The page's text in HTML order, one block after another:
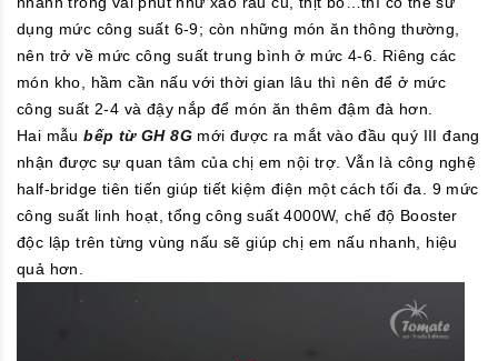
dụng mức công suất 6-9; còn những món ăn thông thường,
nên trở về mức công suất trung bình ở mức 4-6. Riêng các
món kho, hầm cần nấu với thời gian lâu thì nên để ở mức
công suất 2-4 và đậy nắp để món ăn thêm đậm đà hơn.
Hai mẫubếp từ GH 8G mới được ra mắt vào đầu quý III đang
nhận được sự quan tâm của chị em nội trợ. Vẫn là công nghệ
half-bridge tiên tiến giúp tiết kiệm điện một cách tối đa. 9 mức
công suất linh hoạt, tổng công suất 4000W, chế độ Booster
độc lập trên từng vùng nấu sẽ giúp chị em nấu nhanh, hiệu
quả hơn.